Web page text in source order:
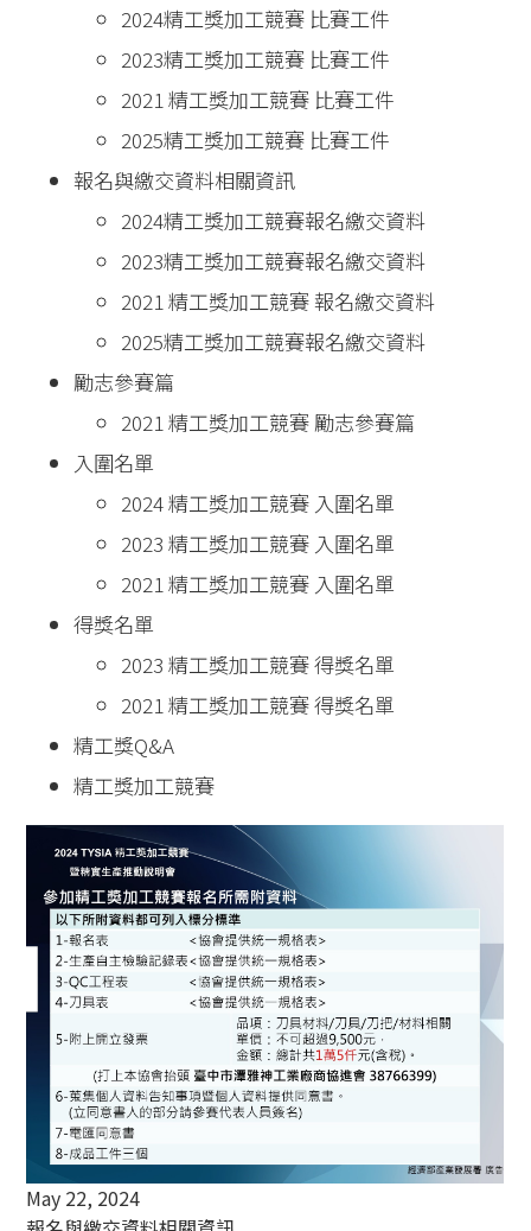
2024精工獎加工競賽 比賽工件
2023精工獎加工競賽 比賽工件
2021 精工獎加工競賽 比賽工件
2025精工獎加工競賽 比賽工件
報名與繳交資料相關資訊
2024精工獎加工競賽報名繳交資料
2023精工獎加工競賽報名繳交資料
2021 精工獎加工競賽 報名繳交資料
2025精工獎加工競賽報名繳交資料
勵志參賽篇
2021 精工獎加工競賽 勵志參賽篇
入圍名單
2024 精工獎加工競賽 入圍名單
2023 精工獎加工競賽 入圍名單
2021 精工獎加工競賽 入圍名單
得獎名單
2023 精工獎加工競賽 得獎名單
2021 精工獎加工競賽 得獎名單
精工獎Q&A
精工獎加工競賽
May 22, 2024